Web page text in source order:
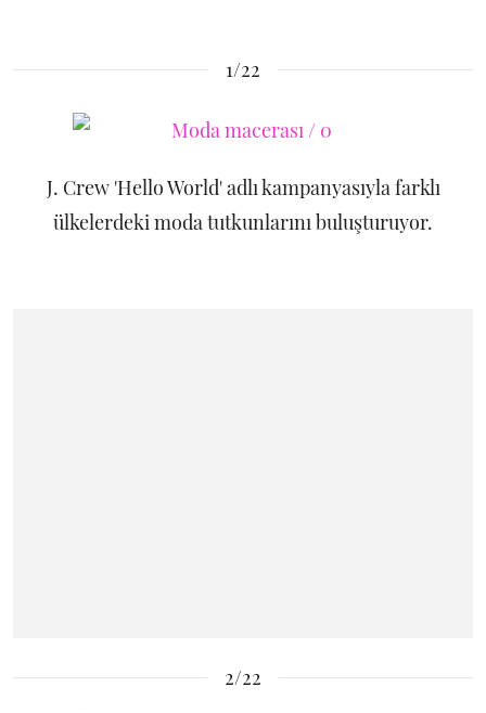
1/22
J. Crew 'Hello World' adlı kampanyasıyla farklı
ülkelerdeki moda tutkunlarını buluşturuyor.
2/22